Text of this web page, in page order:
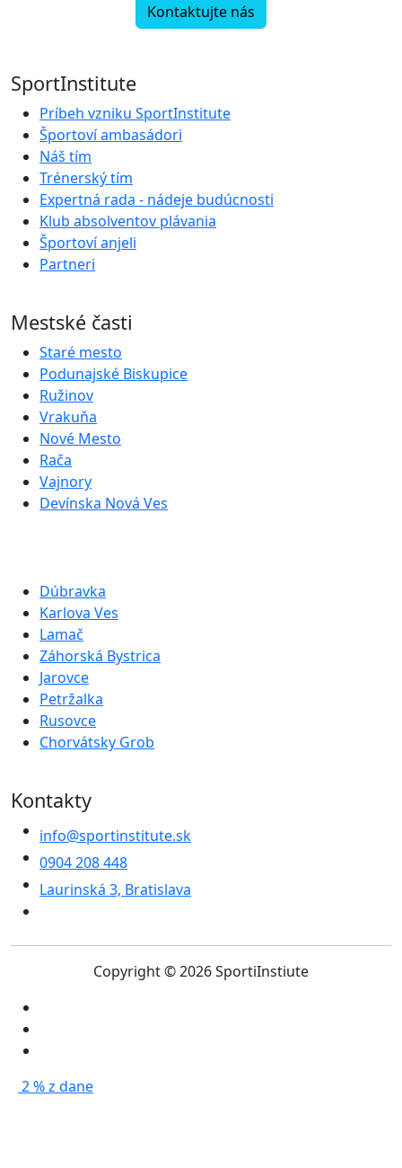
Kontaktujte nás
SportInstitute
Príbeh vzniku SportInstitute
Športoví ambasádori
Náš tím
Trénerský tím
Expertná rada - nádeje budúcnosti
Klub absolventov plávania
Športoví anjeli
Partneri
Mestské časti
Staré mesto
Podunajské Biskupice
Ružinov
Vrakuňa
Nové Mesto
Rača
Vajnory
Devínska Nová Ves
Dúbravka
Karlova Ves
Lamač
Záhorská Bystrica
Jarovce
Petržalka
Rusovce
Chorvátsky Grob
Kontakty
info@sportinstitute.sk
0904 208 448
Laurinská 3, Bratislava
Copyright © 2026 SportiInstiute
2 % z dane